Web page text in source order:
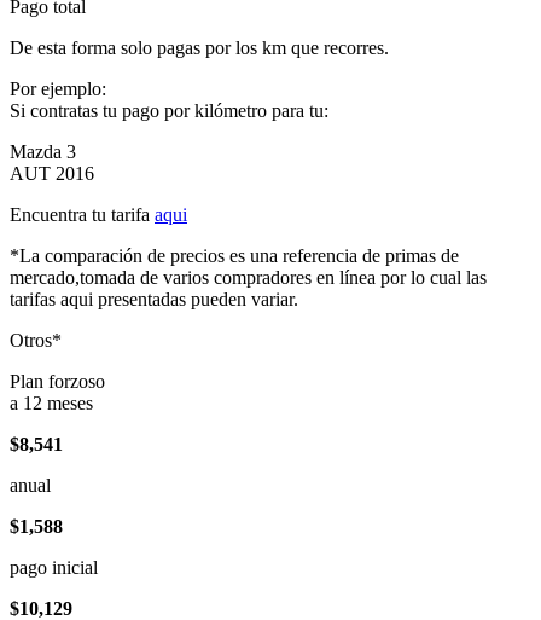
Pago total
De esta forma solo pagas por los km que recorres.
Por ejemplo:
Si contratas tu pago por kilómetro para tu:
Mazda 3
AUT 2016
Encuentra tu tarifa aqui
*La comparación de precios es una referencia de primas de
mercado,tomada de varios compradores en línea por lo cual las
tarifas aqui presentadas pueden variar.
Otros*
Plan forzoso
a 12 meses
$8,541
anual
$1,588
pago inicial
$10,129